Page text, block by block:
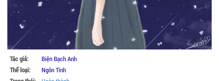
Tác giả:
Biện Bạch Anh
Thể loại:
Ngôn Tình